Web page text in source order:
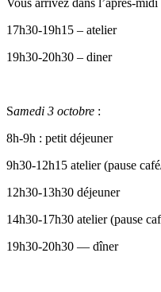
17h30-19h15 – atelier
19h30-20h30 – diner
Samedi 3 octobre :
8h-9h : petit déjeuner
9h30-12h15 atelier (pause
12h30-13h30 déjeuner
14h30-17h30 atelier (pause
19h30-20h30 — dîner